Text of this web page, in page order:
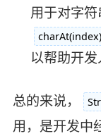
用于对字
charAt(index)
以帮助开发
总的来说，
用，是开发中